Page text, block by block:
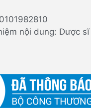
nội dung: Dược